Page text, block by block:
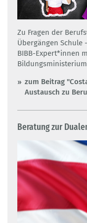
Maridav/Adobe Stock
Zu Fragen der
Übergängen
BIBB-Expert*innen
zum Beitrag
Austausch zu
Beratung zur